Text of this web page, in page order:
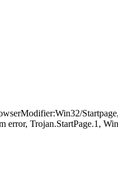
error, Trojan.StartPage.1,